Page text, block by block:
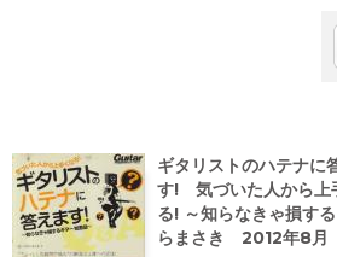
ギタリストのハテナに
す! 気づいた人から上
る! ～知らなきゃ損す
らまさき 2012年8月